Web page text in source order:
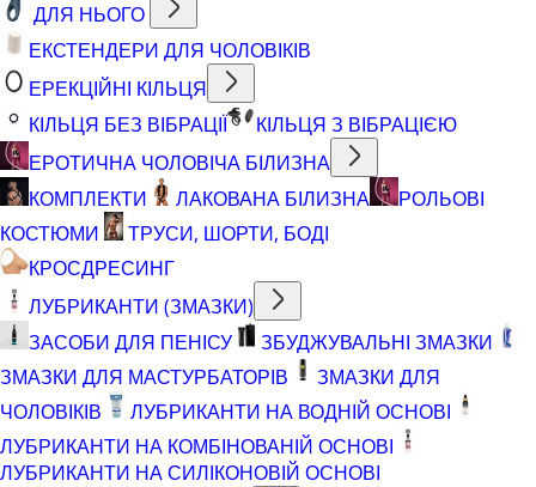
ДЛЯ НЬОГО
ЕКСТЕНДЕРИ ДЛЯ ЧОЛОВІКІВ
ЕРЕКЦІЙНІ КІЛЬЦЯ
КІЛЬЦЯ БЕЗ ВІБРАЦІЇ
КІЛЬЦЯ З ВІБРАЦІЄЮ
ЕРОТИЧНА ЧОЛОВІЧА БІЛИЗНА
КОМПЛЕКТИ
ЛАКОВАНА БІЛИЗНА
РОЛЬОВІ
КОСТЮМИ
ТРУСИ, ШОРТИ, БОДІ
КРОСДРЕСИНГ
ЛУБРИКАНТИ (ЗМАЗКИ)
ЗАСОБИ ДЛЯ ПЕНІСУ
ЗБУДЖУВАЛЬНІ ЗМАЗКИ
ЗМАЗКИ ДЛЯ МАСТУРБАТОРІВ
ЗМАЗКИ ДЛЯ
ЧОЛОВІКІВ
ЛУБРИКАНТИ НА ВОДНІЙ ОСНОВІ
ЛУБРИКАНТИ НА КОМБІНОВАНІЙ ОСНОВІ
ЛУБРИКАНТИ НА СИЛІКОНОВІЙ ОСНОВІ